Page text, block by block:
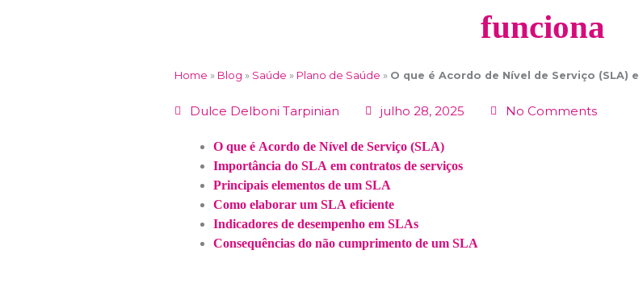
funciona
Home » Blog » Saúde » Plano de Saúde » O que é Acordo de Nível de Serviço (SLA)
Dulce Delboni Tarpinian julho 28, 2025 No Comments
O que é Acordo de Nível de Serviço (SLA)
Importância do SLA em contratos de serviços
Principais elementos de um SLA
Como elaborar um SLA eficiente
Indicadores de desempenho em SLAs
Consequências do não cumprimento de um SLA